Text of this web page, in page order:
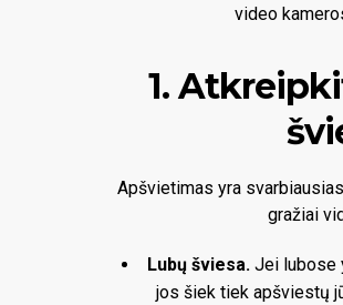
video
1.
Apšvietimas yra
gražiai
Lubų šviesa. Jei lubose
jos šiek tiek apšviestų